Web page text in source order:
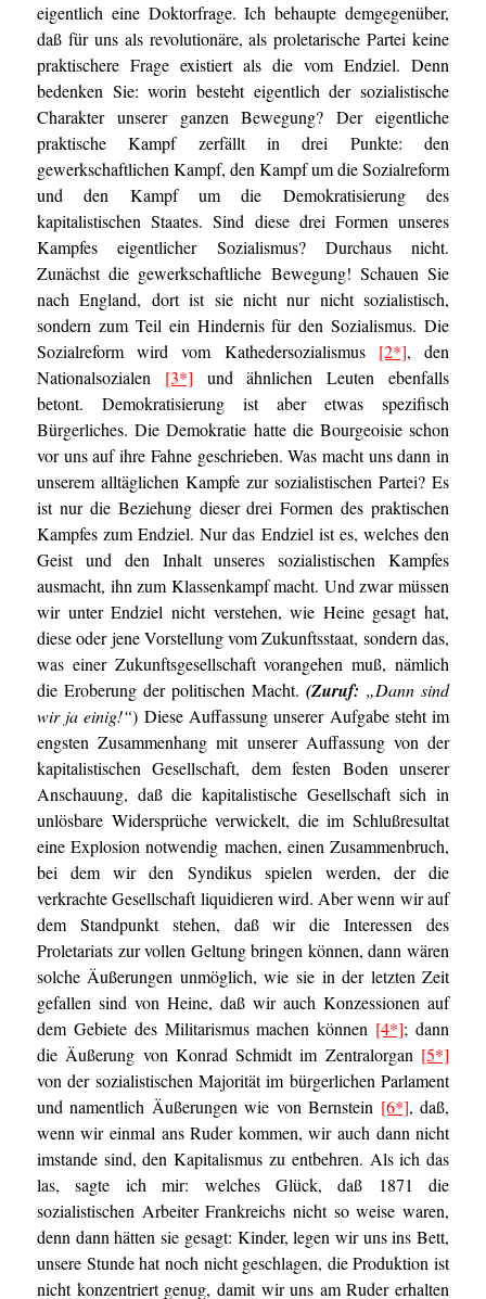
eigentlich eine Doktorfrage. Ich behaupte demgegenüber,
daß für uns als revolutionäre, als proletarische Partei keine
praktischere Frage existiert als die vom Endziel. Denn
bedenken Sie: worin besteht eigentlich der sozialistische
Charakter unserer ganzen Bewegung? Der eigentliche
praktische Kampf zerfällt in drei Punkte: den
gewerkschaftlichen Kampf, den Kampf um die Sozialreform
und den Kampf um die Demokratisierung des
kapitalistischen Staates. Sind diese drei Formen unseres
Kampfes eigentlicher Sozialismus? Durchaus nicht.
Zunächst die gewerkschaftliche Bewegung! Schauen Sie
nach England, dort ist sie nicht nur nicht sozialistisch,
sondern zum Teil ein Hindernis für den Sozialismus. Die
Sozialreform wird vom Kathedersozialismus [2*], den
Nationalsozialen [3*] und ähnlichen Leuten ebenfalls
betont. Demokratisierung ist aber etwas spezifisch
Bürgerliches. Die Demokratie hatte die Bourgeoisie schon
vor uns auf ihre Fahne geschrieben. Was macht uns dann in
unserem alltäglichen Kampfe zur sozialistischen Partei? Es
ist nur die Beziehung dieser drei Formen des praktischen
Kampfes zum Endziel. Nur das Endziel ist es, welches den
Geist und den Inhalt unseres sozialistischen Kampfes
ausmacht, ihn zum Klassenkampf macht. Und zwar müssen
wir unter Endziel nicht verstehen, wie Heine gesagt hat,
diese oder jene Vorstellung vom Zukunftsstaat, sondern das,
was einer Zukunftsgesellschaft vorangehen muß, nämlich
die Eroberung der politischen Macht.(Zuruf: „Dann sind
wir ja einig!“) Diese Auffassung unserer Aufgabe steht im
engsten Zusammenhang mit unserer Auffassung von der
kapitalistischen Gesellschaft, dem festen Boden unserer
Anschauung, daß die kapitalistische Gesellschaft sich in
unlösbare Widersprüche verwickelt, die im Schlußresultat
eine Explosion notwendig machen, einen Zusammenbruch,
bei dem wir den Syndikus spielen werden, der die
verkrachte Gesellschaft liquidieren wird. Aber wenn wir auf
dem Standpunkt stehen, daß wir die Interessen des
Proletariats zur vollen Geltung bringen können, dann wären
solche Äußerungen unmöglich, wie sie in der letzten Zeit
gefallen sind von Heine, daß wir auch Konzessionen auf
dem Gebiete des Militarismus machen können [4*]; dann
die Äußerung von Konrad Schmidt im Zentralorgan [5*]
von der sozialistischen Majorität im bürgerlichen Parlament
und namentlich Äußerungen wie von Bernstein [6*], daß,
wenn wir einmal ans Ruder kommen, wir auch dann nicht
imstande sind, den Kapitalismus zu entbehren. Als ich das
las, sagte ich mir: welches Glück, daß 1871 die
sozialistischen Arbeiter Frankreichs nicht so weise waren,
denn dann hätten sie gesagt: Kinder, legen wir uns ins Bett,
unsere Stunde hat noch nicht geschlagen, die Produktion ist
nicht konzentriert genug, damit wir uns am Ruder erhalten